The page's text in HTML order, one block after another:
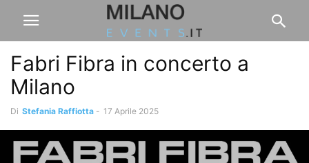
Fabri Fibra in concerto a
Milano
Di Stefania Raffiotta - 17 Aprile 2025